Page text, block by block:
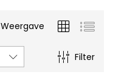
Weergave
Filter